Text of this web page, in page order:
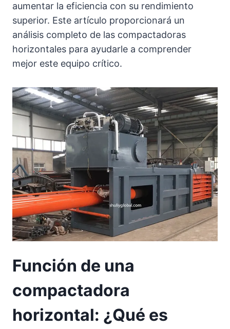
aumentar la eficiencia con su rendimiento
superior. Este artículo proporcionará un
análisis completo de las compactadoras
horizontales para ayudarle a comprender
mejor este equipo crítico.
Función de una
compactadora
horizontal: ¿Qué es